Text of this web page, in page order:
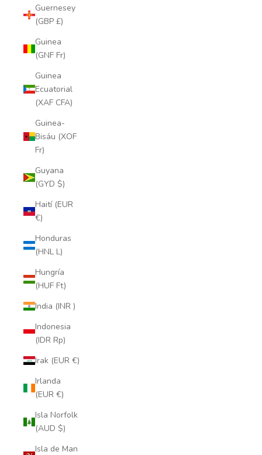
Guernesey
(GBP £)
Guinea
(GNF Fr)
Guinea
Ecuatorial
(XAF CFA)
Guinea-
Bisáu (XOF
Fr)
Guyana
(GYD $)
Haití (EUR
€)
Honduras
(HNL L)
Hungría
(HUF Ft)
India (INR ₹)
Indonesia
(IDR Rp)
Irak (EUR €)
Irlanda
(EUR €)
Isla Norfolk
(AUD $)
Isla de Man